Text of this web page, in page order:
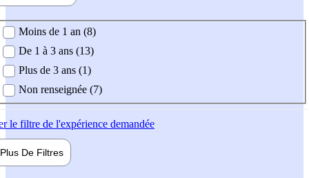
demandée
Moins de 1 an (8)
De 1 à 3 ans (13)
Plus de 3 ans (1)
Non renseignée (7)
le filtre de l'expérience demandée
Plus De Filtres